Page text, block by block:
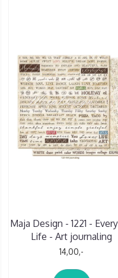
Maja Design - 1221 -
Life - Art journaling
14,00,-